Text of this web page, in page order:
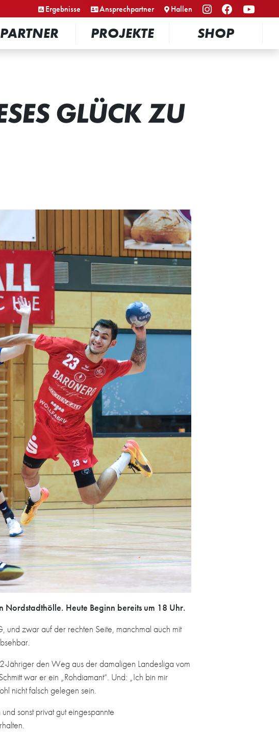
Ergebnisse Ansprechpartner Hallen
PARTNER
PROJEKTE SHOP
GLÜCK ZU
Heute Beginn bereits um 18 Uhr.
und zwar auf der rechten Seite, manchmal auch mit
den Weg aus der damaligen Landesliga vom
war er ein „Rohdiamant“. Und: „Ich bin mir
nicht falsch gelegen sein.
sonst privat gut eingespannte